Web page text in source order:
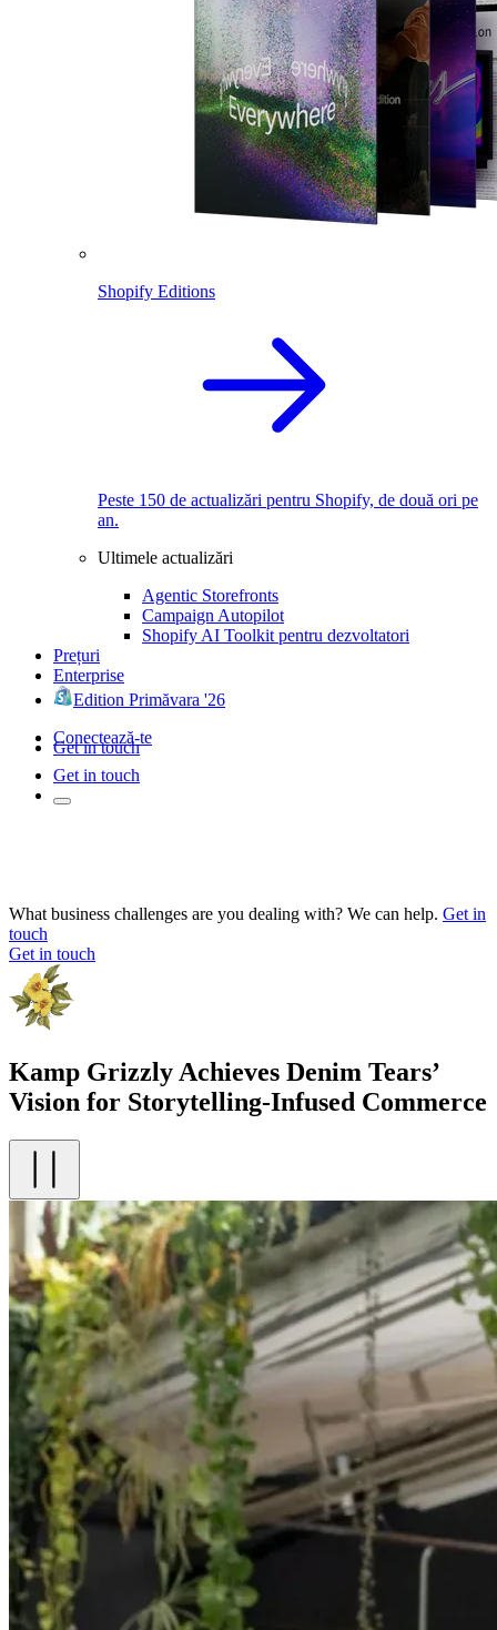
Shopify Editions
Peste 150 de actualizări pentru Shopify, de două ori pe
an.
Ultimele actualizări
Agentic Storefronts
Campaign Autopilot
Shopify AI Toolkit pentru dezvoltatori
Prețuri
Enterprise
Edition Primăvara '26
Conectează-te
Get in touch
Get in touch
What business challenges are you dealing with? We can help. Get in
touch
Get in touch
Kamp Grizzly Achieves Denim Tears’
Vision for Storytelling-Infused Commerce